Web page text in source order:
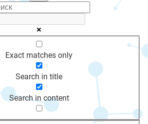
Exact matches only
Search in title
Search in content